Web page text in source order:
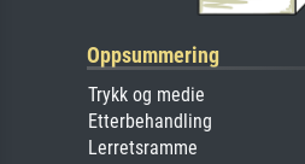
Oppsummering
Trykk og medie
Etterbehandling
Lerretsramme